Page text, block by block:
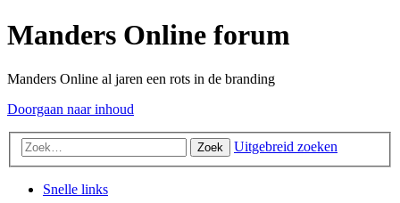
Manders Online forum
Manders Online al jaren een rots in de branding
Doorgaan naar inhoud
Zoek Uitgebreid zoeken
Snelle links